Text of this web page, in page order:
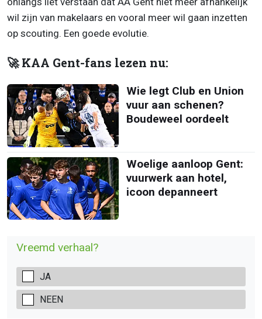
wil zijn van makelaars en vooral meer wil gaan inzetten
op scouting. Een goede evolutie.
🚀 KAA Gent-fans lezen nu:
Wie legt Club en Union
vuur aan schenen?
Boudeweel oordeelt
Woelige aanloop Gent:
vuurwerk aan hotel,
icoon depanneert
Vreemd verhaal?
JA
NEEN